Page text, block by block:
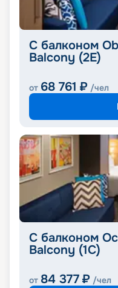
С балконом
Balcony (2E)
от 68 761 ₽ /чел
С балконом
Balcony (1C)
от 84 377 ₽ /чел